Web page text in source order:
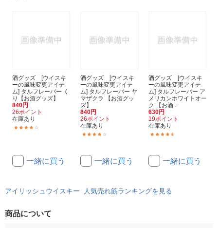
酒グッズ [ウイスキ
ーの風味変更アイテ
ム] タルフレーバー く
り【お酒グッズ】
840円
26ポイント
在庫あり
一緒に買う
酒グッズ [ウイスキ
ーの風味変更アイテ
ム] タルフレーバー ヤ
マザクラ 【お酒グッ
ズ】
840円
26ポイント
在庫あり
一緒に買う
酒グッズ [ウイスキ
ーの風味変更アイテ
ム] タルフレーバー ア
メリカンホワイトオー
ク 【お酒...
630円
19ポイント
在庫あり
一緒に買う
アイリッシュウイスキー 人気売れ筋ランキングを見る
商品について